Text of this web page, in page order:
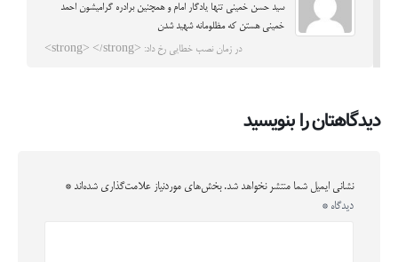
سید حسن خمینی تنها یادگار امام و همچنین برادره گرامیشون احمد
خمینی هستن که مظلومانه شهید شدن
در زمان نصب خطایی رخ داد: <strong> </strong>
دیدگاهتان را بنویسید
نشانی ایمیل شما منتشر نخواهد شد. بخش‌های موردنیاز علامت‌گذاری شده‌اند *
دیدگاه *